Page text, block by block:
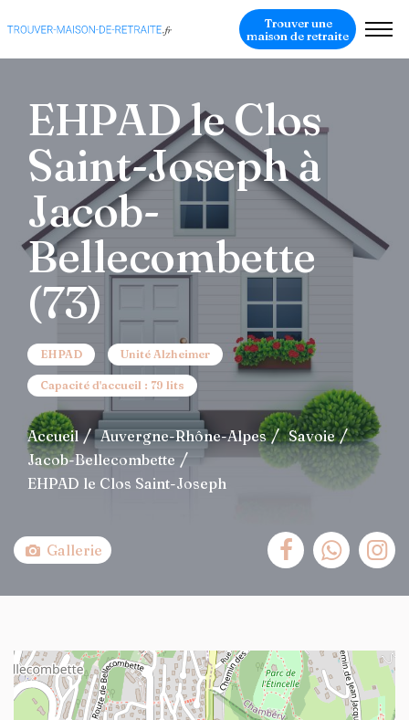
Trouver une
maison de retraite
EHPAD le Clos
Saint-Joseph à
Jacob-
Bellecombette
(73)
EHPAD Unité Alzheimer
Capacité d'accueil : 79 lits
Accueil Auvergne-Rhône-Alpes
Savoie
Jacob-Bellecombette
EHPAD le Clos Saint-Joseph
Gallerie
+
−